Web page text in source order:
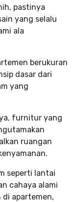
pastinya
yang selalu
ala
berukuran
dasar dari
yang
furnitur yang
ruangan
seperti lantai
cahaya alami
apartemen,